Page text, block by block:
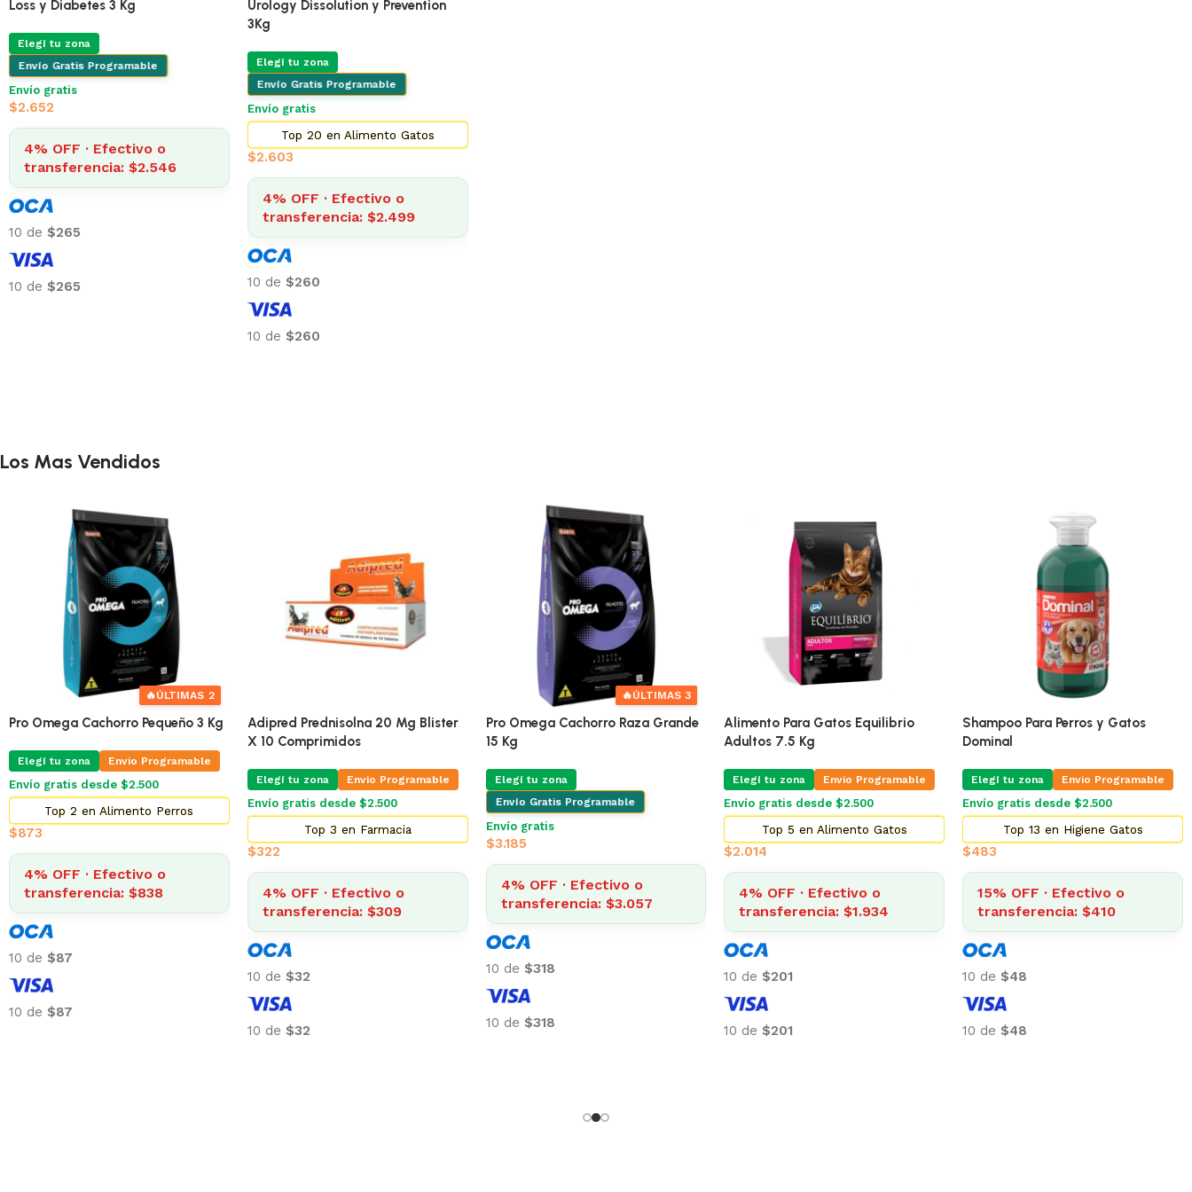
Loss y Diabetes 3 Kg
Elegí tu zona
Envío Gratis Programable
Envío gratis
$2.652
4% OFF · Efectivo o
transferencia: $2.546
10 de $265
10 de $265
Urology Dissolution y Prevention
3Kg
Elegí tu zona
Envío Gratis Programable
Envío gratis
Top 20 en Alimento Gatos
$2.603
4% OFF · Efectivo o
transferencia: $2.499
10 de $260
10 de $260
Los Mas Vendidos
🔥ÚLTIMAS 2
Pro Omega Cachorro Pequeño 3 Kg
Elegí tu zona Envio Programable
Envío gratis desde $2.500
Top 2 en Alimento Perros
$873
4% OFF · Efectivo o
transferencia: $838
10 de $87
10 de $87
Adipred Prednisolna 20 Mg Blister
X 10 Comprimidos
Elegí tu zona Envio Programable
Envío gratis desde $2.500
Top 3 en Farmacia
$322
4% OFF · Efectivo o
transferencia: $309
10 de $32
10 de $32
🔥ÚLTIMAS 3
Pro Omega Cachorro Raza Grande
15 Kg
Elegí tu zona
Envío Gratis Programable
Envío gratis
$3.185
4% OFF · Efectivo o
transferencia: $3.057
10 de $318
10 de $318
Alimento Para Gatos Equilibrio
Adultos 7.5 Kg
Elegí tu zona Envio Programable
Envío gratis desde $2.500
Top 5 en Alimento Gatos
$2.014
4% OFF · Efectivo o
transferencia: $1.934
10 de $201
10 de $201
Shampoo Para Perros y Gatos
Dominal
Elegí tu zona Envio Programable
Envío gratis desde $2.500
Top 13 en Higiene Gatos
$483
15% OFF · Efectivo o
transferencia: $410
10 de $48
10 de $48